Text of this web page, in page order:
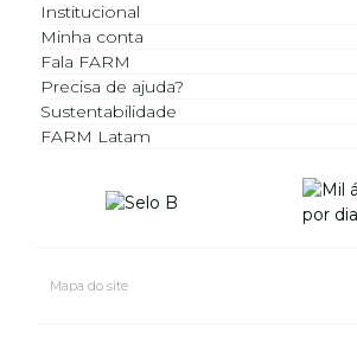
Institucional
Minha conta
Fala FARM
Precisa de ajuda?
Sustentabilidade
FARM Latam
Mapa do site